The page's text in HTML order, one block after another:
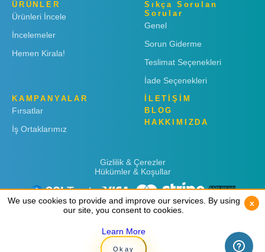
ÜRÜNLER
Ürünleri İncele
İncelemeler
Hemen Kirala!
Sıkça Sorulan
Sorular
Genel
Sorun Giderme
Teslimat Seçenekleri
İade Seçenekleri
KAMPANYALAR
Fırsatlar
İş Ortaklarımız
İLETİŞİM
BLOG
HAKKIMIZDA
Gizlilik & Çerezler
Hükümler & Koşullar
Copyright © 2019 Rent 'n Connect
We use cookies to provide and improve our services. By using
our site, you consent to cookies.
Learn More
Okay
x
We use cookies to provide and improve our services. By using
our site, you consent to cookies.
Learn More
Okay
x